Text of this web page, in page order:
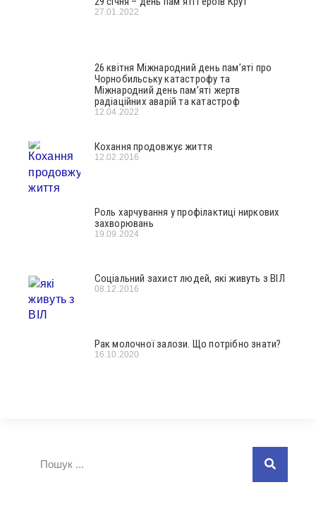
27.01.2022
26 квітня Міжнародний день пам’яті про
Чорнобильську катастрофу та
Міжнародний день пам’яті жертв
радіаційних аварій та катастроф
12.04.2022
Кохання продовжує життя
12.02.2016
Роль харчування у профілактиці ниркових
захворювань
19.09.2024
Соціальний захист людей, які живуть з ВІЛ
08.12.2016
Рак молочної залози. Що потрібно знати?
16.10.2020